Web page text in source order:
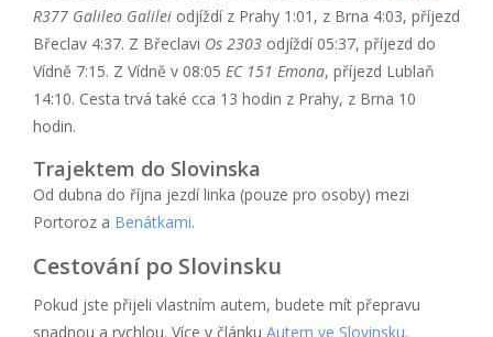
R377 Galileo Galilei odjíždí z Prahy 1:01, z Brna 4:03, příjezd
Břeclav 4:37. Z Břeclavi Os 2303 odjíždí 05:37, příjezd do
Vídně 7:15. Z Vídně v 08:05 EC 151 Emona, příjezd Lublaň
14:10. Cesta trvá také cca 13 hodin z Prahy, z Brna 10
hodin.
Trajektem do Slovinska
Od dubna do října jezdí linka (pouze pro osoby) mezi
Portoroz a Benátkami.
Cestování po Slovinsku
Pokud jste přijeli vlastním autem, budete mít přepravu
snadnou a rychlou. Více v článku Autem ve Slovinsku.